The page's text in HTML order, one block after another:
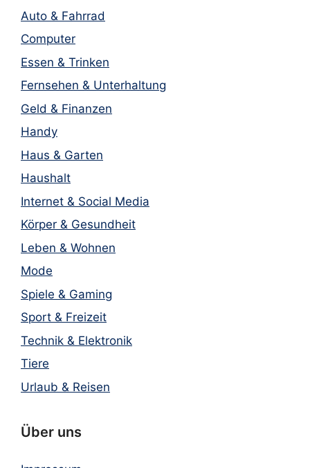
Auto & Fahrrad
Computer
Essen & Trinken
Fernsehen & Unterhaltung
Geld & Finanzen
Handy
Haus & Garten
Haushalt
Internet & Social Media
Körper & Gesundheit
Leben & Wohnen
Mode
Spiele & Gaming
Sport & Freizeit
Technik & Elektronik
Tiere
Urlaub & Reisen
Über uns